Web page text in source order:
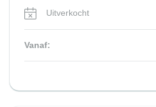
Uitverkocht
Vanaf: